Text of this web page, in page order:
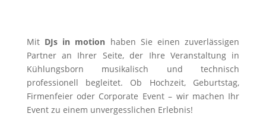
Mit DJs in motion haben Sie einen zuverlässigen
Partner an Ihrer Seite, der Ihre Veranstaltung in
Kühlungsborn musikalisch und technisch
professionell begleitet. Ob Hochzeit, Geburtstag,
Firmenfeier oder Corporate Event – wir machen Ihr
Event zu einem unvergesslichen Erlebnis!